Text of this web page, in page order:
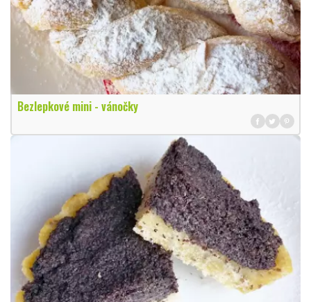
Bezlepkové mini - vánočky